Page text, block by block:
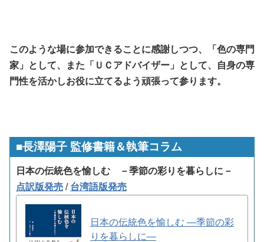
このような場に参加できることに感謝しつつ、「色の専門
家」として、また「ＵＣアドバイザー」として、自身の専
門性を活かしお役に立てるよう頑張って参ります。
■長澤陽子 監修書籍＆執筆コラム
日本の伝統色を愉しむ －季節の彩りを暮らしに－
点訳版発売 / 台湾語版発売
日本の伝統色を愉しむ ―季節の彩
りを暮らしに―